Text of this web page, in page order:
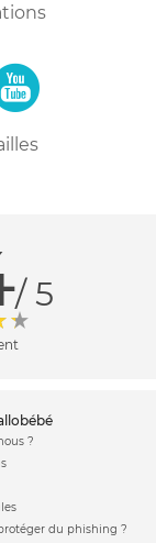
/ 5
?
du phishing ?